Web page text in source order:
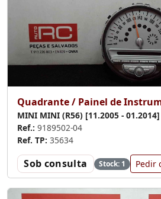
Quadrante / Painel de
MINI MINI (R56) [11.2005 - 01.2014]
Ref.: 9189502-04
Ref. TP: 35634
Sob consulta Stock: 1 Pedir